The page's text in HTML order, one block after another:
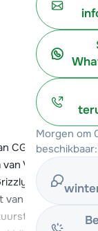
Morgen om
beschikbaar:
CGH L'Oree des
Vallandry,
68). Bij de
traditionele
L'Oree